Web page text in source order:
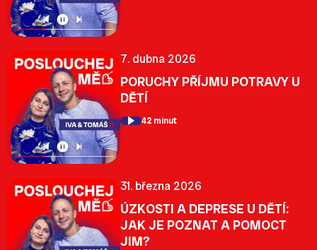
7. dubna 2026
PORUCHY PŘÍJMU POTRAVY U
DĚTÍ
42 minut
31. března 2026
ÚZKOSTI A DEPRESE U DĚTÍ:
JAK JE POZNAT A POMOCT
JIM?